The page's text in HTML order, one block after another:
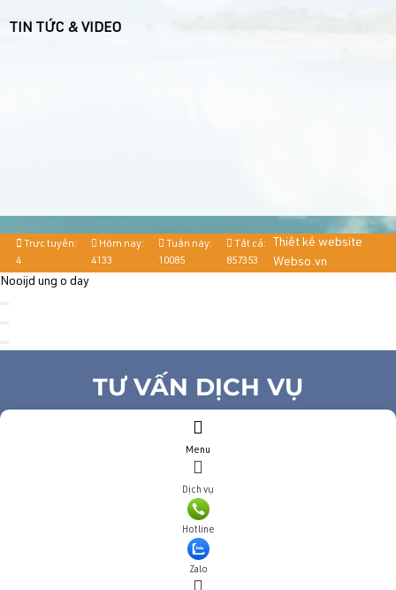
TIN TỨC & VIDEO
Trực tuyến:
4
Hôm nay:
4133
Tuần này:
10085
Tất cả:
857353
Thiết kế website
Webso.vn
Menu
Dịch vụ
Hotline
Zalo
Nooijd ung o day
TƯ VẤN DỊCH VỤ